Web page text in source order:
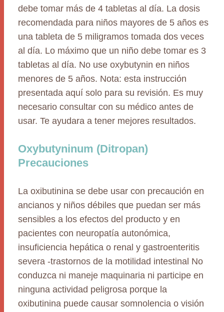
debe tomar más de 4 tabletas al día. La dosis
recomendada para niños mayores de 5 años es
una tableta de 5 miligramos tomada dos veces
al día. Lo máximo que un niño debe tomar es 3
tabletas al día. No use oxybutynin en niños
menores de 5 años. Nota: esta instrucción
presentada aquí solo para su revisión. Es muy
necesario consultar con su médico antes de
usar. Te ayudara a tener mejores resultados.
Oxybutyninum (Ditropan)
Precauciones
La oxibutinina se debe usar con precaución en
ancianos y niños débiles que puedan ser más
sensibles a los efectos del producto y en
pacientes con neuropatía autonómica,
insuficiencia hepática o renal y gastroenteritis
severa -trastornos de la motilidad intestinal No
conduzca ni maneje maquinaria ni participe en
ninguna actividad peligrosa porque la
oxibutinina puede causar somnolencia o visión